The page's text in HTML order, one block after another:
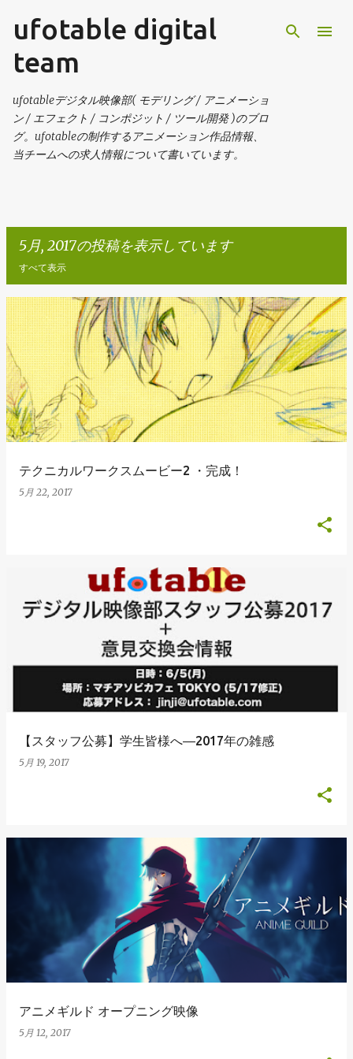
スキップしてメイン コンテンツに移動
ufotable digital
team
ufotableデジタル映像部( モデリング / アニメーショ
ン / エフェクト / コンポジット / ツール開発 )のブロ
グ。ufotableの制作するアニメーション作品情報、
当チームへの求人情報について書いています。
5月, 2017の投稿を表示しています
すべて表示
投
稿
テクニカルワークスムービー2 ・完成！
5月 22, 2017
【スタッフ公募】学生皆様へ―2017年の雑感
5月 19, 2017
アニメギルド オープニング映像
5月 12, 2017